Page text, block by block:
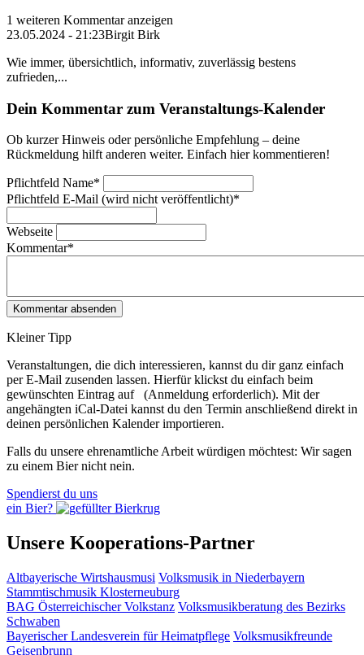
1 weiteren Kommentar anzeigen
23.05.2024 - 21:23Birgit Birk
Wie immer, übersichtlich, informativ, zuverlässig bestens
zufrieden,...
Dein Kommentar zum Veranstaltungs-Kalender
Ob kurzer Hinweis oder persönliche Empfehlung – deine
Rückmeldung hilft anderen weiter. Einfach hier kommentieren!
Pflichtfeld Name*
Pflichtfeld E-Mail (wird nicht veröffentlicht)*
Webseite
Kommentar*
Kleiner Tipp
Veranstaltungen, die dich interessieren, kannst du dir ganz einfach
per E‑Mail zusenden lassen. Hierfür klickst du einfach beim
gewünschten Eintrag auf
(Anmeldung erforderlich). Mit der
angehängten iCal-Datei kannst du den Termin anschließend direkt in
deinen persönlichen Kalender importieren.
Falls du unsere ehrenamtliche Arbeit würdigen möchtest: Wir sagen
zu einem Bier nicht nein.
Spendierst du uns
ein Bier?
Unsere Kooperations-Partner
Altbayerische Wirtshausmusi Volksmusik in Niederbayern
Stammtischmusik Klosterneuburg
BAG Österreichischer Volkstanz Volksmusikberatung des Bezirks
Schwaben
Bayerischer Landesverein für Heimatpflege Volksmusikfreunde
Geisenbrunn